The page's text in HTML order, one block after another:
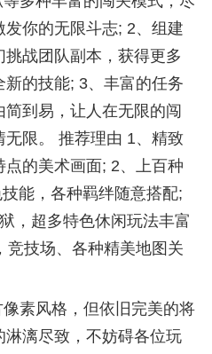
你的无限斗志; 2、组建
战团队副本，获得更多
的技能; 3、丰富的任务
到易，让人在无限的闯
限。 推荐理由 1、精致
的美术画面; 2、上百种
能，各种羁绊随意搭配;
，超多特色休闲玩法丰富
竞技场、各种精美地图关
素风格，但依旧完美的将
漓尽致，不妨碍各位玩